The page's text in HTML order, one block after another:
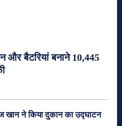
और बैटरियां बनाने 10,445
खान ने किया दुकान का उद्घाटन